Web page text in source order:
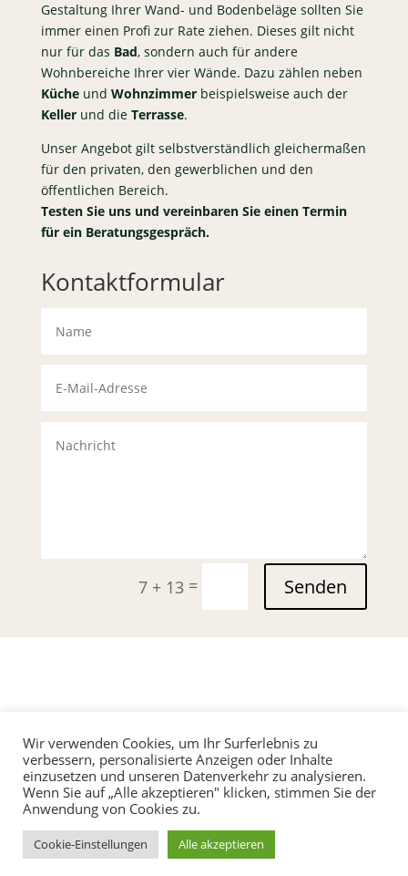
Gestaltung Ihrer Wand- und Bodenbeläge sollten Sie
immer einen Profi zur Rate ziehen. Dieses gilt nicht
nur für das Bad, sondern auch für andere
Wohnbereiche Ihrer vier Wände. Dazu zählen neben
Küche und Wohnzimmer beispielsweise auch der
Keller und die Terrasse.
Unser Angebot gilt selbstverständlich gleichermaßen
für den privaten, den gewerblichen und den
öffentlichen Bereich.
Testen Sie uns und vereinbaren Sie einen Termin
für ein Beratungsgespräch.
Kontaktformular
7 + 13 = Senden
Datenschutz Impressum
Wir verwenden Cookies, um Ihr Surferlebnis zu
verbessern, personalisierte Anzeigen oder Inhalte
einzusetzen und unseren Datenverkehr zu analysieren.
Wenn Sie auf „Alle akzeptieren" klicken, stimmen Sie der
Anwendung von Cookies zu.
Cookie-Einstellungen Alle akzeptieren